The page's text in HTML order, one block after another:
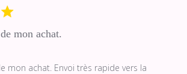
mon achat.
mon achat. Envoi très rapide vers la